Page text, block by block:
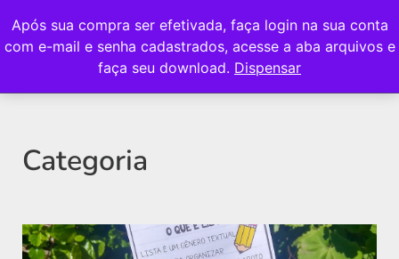
Após sua compra ser efetivada, faça login na sua conta
com e-mail e senha cadastrados, acesse a aba arquivos e
faça seu download. Dispensar
Categoria